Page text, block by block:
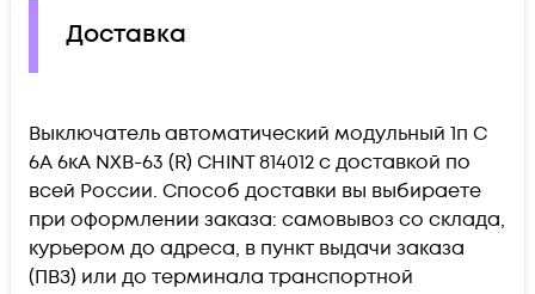
Доставка
Выключатель автоматический модульный 1п C
6А 6кА NXB-63 (R) CHINT 814012 c доставкой по
всей России. Способ доставки вы выбираете
при оформлении заказа: самовывоз со склада,
курьером до адреса, в пункт выдачи заказа
(ПВЗ) или до терминала транспортной